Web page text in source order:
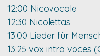
12:00 Nicovocale
12:30 Nicolettas
13:00 Lieder für
13:25 vox intra voces